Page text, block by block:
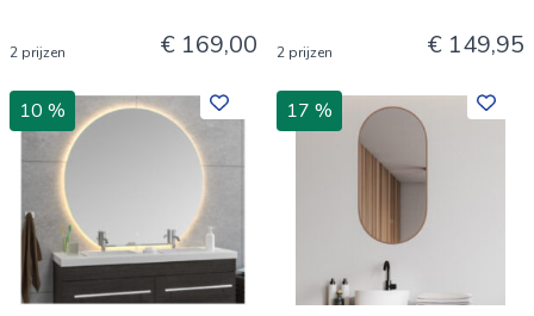
2 prijzen € 169,00 2 prijzen € 149,95
10 % 17 %